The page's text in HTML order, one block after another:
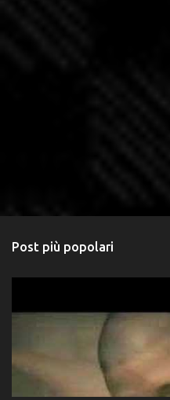
Post più popolari